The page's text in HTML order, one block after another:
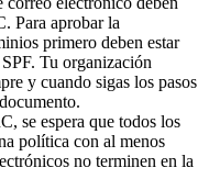
Para aprobar la
primero deben estar
Tu organización
y cuando sigas los pasos
se espera que todos los
política con al menos
no terminen en la